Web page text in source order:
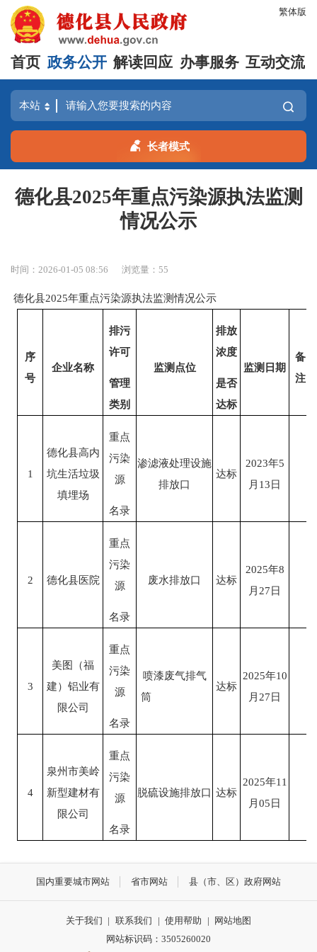
繁体版
首页 政务公开 解读回应 办事服务 互动交流
长者模式
德化县2025年重点污染源执法监测
情况公示
时间：2026-01-05 08:56 浏览量：55
德化县2025年重点污染源执法监测情况公示
序
号
企业名称
排污
许可
管理
类别
监测点位
排放
浓度
是否
达标
监测日期
备
注
1
德化县高内
坑生活垃圾
填埋场
重点
污染
源
名录
渗滤液处理设施
排放口
达标
2023年5
月 13日
2 德化县医院
重点
污染
源
名录
废水排放口 达标
2025年8
月 27日
3
美图 （福
建）铝业有
限公司
重点
污染
源
名录
喷漆废气排气
筒
达标
2025年10
月 27日
4
泉州市美岭
新型建材有
限公司
重点
污染
源
名录
脱硫设施排放口 达标
2025年11
月05日
国内重要城市网站 省市网站 县（市、区）政府网站
关于我们 | 联系我们 | 使用帮助 |
网站地图
网站标识码：3505260020